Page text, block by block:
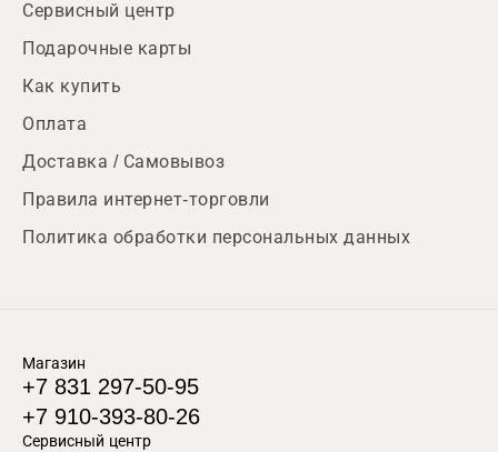
Сервисный центр
Подарочные карты
Как купить
Оплата
Доставка / Самовывоз
Правила интернет-торговли
Политика обработки персональных данных
Магазин
+7 831 297-50-95
+7 910-393-80-26
Сервисный центр